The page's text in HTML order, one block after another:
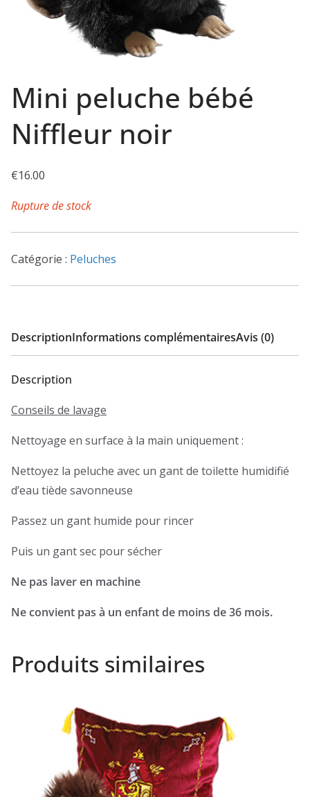
Mini peluche bébé
Niffleur noir
€16.00
Rupture de stock
Catégorie : Peluches
DescriptionInformations complémentairesAvis (0)
Description
Conseils de lavage
Nettoyage en surface à la main uniquement :
Nettoyez la peluche avec un gant de toilette humidifié
d’eau tiède savonneuse
Passez un gant humide pour rincer
Puis un gant sec pour sécher
Ne pas laver en machine
Ne convient pas à un enfant de moins de 36 mois.
Produits similaires